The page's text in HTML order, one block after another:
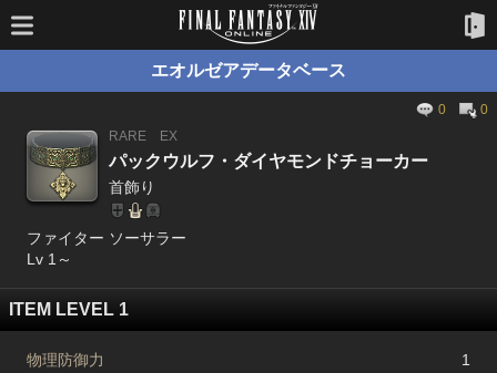
エオルゼアデータベース
0
0
RARE
EX
パックウルフ・ダイヤモンドチョーカー
首飾り
ファイター ソーサラー
Lv 1～
ITEM LEVEL 1
物理防御力
1